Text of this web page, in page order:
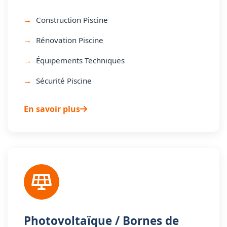
Construction Piscine
Rénovation Piscine
Équipements Techniques
Sécurité Piscine
En savoir plus
Photovoltaïque / Bornes de